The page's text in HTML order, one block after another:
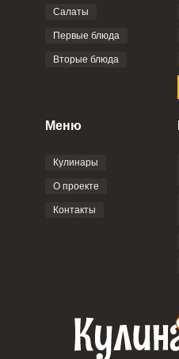
Салаты
Первые блюда
Вторые блюда
Меню
Кулинары
О проекте
Контакты